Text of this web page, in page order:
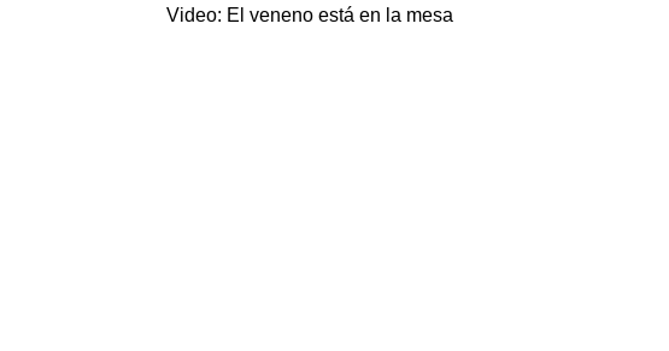
Video: El veneno está en la mesa